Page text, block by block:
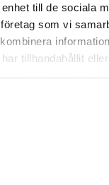
till de sociala
som vi
tillhandahållit
av fett, fekalier och
hindrar att urinsten
toalettanken tas i
av toalett.